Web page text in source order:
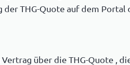
der THG-Quote auf dem
über die THG-Quote ,